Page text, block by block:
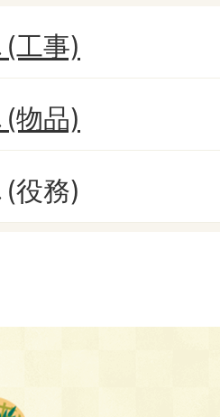
工事)
物品)
役務)